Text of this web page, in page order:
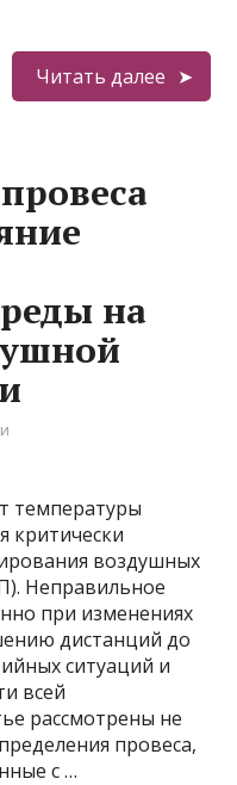
Читать далее
на
температуры
критически
воздушных
Неправильное
при изменениях
дистанций до
ситуаций и
всей
рассмотрены не
провеса,
с …